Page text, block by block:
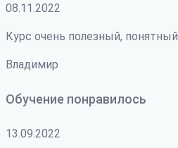
08.11.2022
Курс очень полезный, понятный
Владимир
Обучение понравилось
13.09.2022